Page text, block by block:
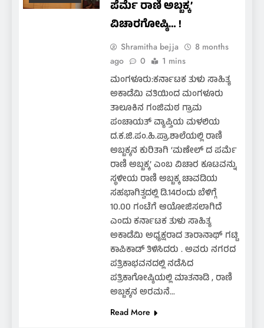
ಪೆರ್ಮೆ ರಾಣಿ ಅಬ್ಬಕ್ಕ’
ವಿಚಾರಗೋಷ್ಠಿ… !
Shramitha bejja
8 months
ago
0 1 mins
ಮಂಗಳೂರು:ಕರ್ನಾಟಕ ತುಳು ಸಾಹಿತ್ಯ
ಅಕಾಡೆಮಿ ವತಿಯಿಂದ ಮಂಗಳೂರು
ತಾಲೂಕಿನ ಗಂಜಿಮಠ ಗ್ರಾಮ
ಪಂಚಾಯತ್ ವ್ಯಾಪ್ತಿಯ ಮಳಲಿಯ
ದ.ಕ.ಜಿ.ಪಂ.ಹಿ.ಪ್ರಾ.ಶಾಲೆಯಲ್ಲಿ ರಾಣಿ
ಅಬ್ಬಕ್ಕನ ಕುರಿತಾಗಿ ‘ಮಣೇಲ್ ದ ಪರ್ಮೆ
ರಾಣಿ ಅಬ್ಬಕ್ಕ’ ಎಂಬ ವಿಚಾರ ಕೂಟವನ್ನು
ಸ್ಥಳೀಯ ರಾಣಿ ಅಬ್ಬಕ್ಕ ಚಾವಡಿಯ
ಸಹಭಾಗಿತ್ವದಲ್ಲಿ ಡಿ.14ರಂದು ಬೆಳಿಗ್ಗೆ
10.00 ಗಂಟೆಗೆ ಆಯೋಜಿಸಲಾಗಿದೆ
ಎಂದು ಕರ್ನಾಟಕ ತುಳು ಸಾಹಿತ್ಯ
ಅಕಾಡೆಮಿ ಅಧ್ಯಕ್ಷರಾದ ತಾರಾನಾಥ್ ಗಟ್ಟಿ
ಕಾಪಿಕಾಡ್ ತಿಳಿಸಿದರು . ಅವರು ನಗರದ
ಪತ್ರಿಕಾಭವನದಲ್ಲಿ ನಡೆಸಿದ
ಪತ್ರಿಕಾಗೋಷ್ಠಿಯಲ್ಲಿ ಮಾತನಾಡಿ , ರಾಣಿ
ಅಬ್ಬಕ್ಕನ ಅರಮನೆ…
Read More